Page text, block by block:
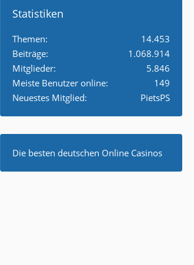
Statistiken
Themen
14.453
Beiträge
1.068.914
Mitglieder
5.846
Meiste Benutzer online
149
Neuestes Mitglied
PietsPS
Die besten deutschen Online Casinos